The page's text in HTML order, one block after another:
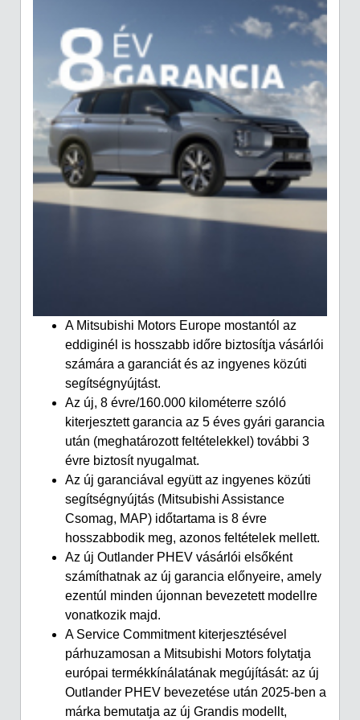
A Mitsubishi Motors Europe mostantól az
eddiginél is hosszabb időre biztosítja vásárlói
számára a garanciát és az ingyenes közúti
segítségnyújtást.
Az új, 8 évre/160.000 kilométerre szóló
kiterjesztett garancia az 5 éves gyári garancia
után (meghatározott feltételekkel) további 3
évre biztosít nyugalmat.
Az új garanciával együtt az ingyenes közúti
segítségnyújtás (Mitsubishi Assistance
Csomag, MAP) időtartama is 8 évre
hosszabbodik meg, azonos feltételek mellett.
Az új Outlander PHEV vásárlói elsőként
számíthatnak az új garancia előnyeire, amely
ezentúl minden újonnan bevezetett modellre
vonatkozik majd.
A Service Commitment kiterjesztésével
párhuzamosan a Mitsubishi Motors folytatja
európai termékkínálatának megújítását: az új
Outlander PHEV bevezetése után 2025-ben a
márka bemutatja az új Grandis modellt,